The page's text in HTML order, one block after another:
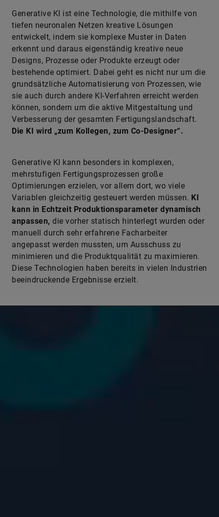
Generative KI ist eine Technologie, die mithilfe von
tiefen neuronalen Netzen kreative Lösungen
entwickelt, indem sie komplexe Muster in Daten
erkennt und daraus eigenständig kreative neue
Designs, Prozesse oder Produkte erzeugt oder
bestehende optimiert. Dabei geht es nicht nur um die
grundsätzliche Automatisierung von Prozessen, wie
sie auch durch andere KI-Verfahren erreicht werden
können, sondern um die aktive Mitgestaltung und
Verbesserung der gesamten Fertigungslandschaft.
Die KI wird „zum Kollegen, zum ­Co-Designer“.
Generative KI kann besonders in komplexen,
mehrstufigen Fertigungsprozessen große
Optimierungen erzielen, vor allem dort, wo viele
Variablen gleichzeitig gesteuert werden müssen. KI
kann in Echtzeit Produktionsparameter dynamisch
anpassen, die vorher statisch hinterlegt wurden oder
manuell durch sehr erfahrene Facharbeiter
angepasst werden mussten, um Ausschuss zu
minimieren und die Produktqualität zu maximieren.
Diese Technologien haben bereits in vielen Industrien
beeindruckende Ergebnisse erzielt.